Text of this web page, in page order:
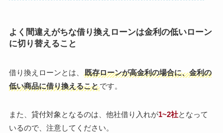
よく間違えがちな借り換えローンは金利の低いローン
に切り替えること
借り換えローンとは、
既存ローンが高金利の場合に、金利の
低い商品に借り換えることです。
また、貸付対象となるのは、他社借り入れが1~2社となって
いるので、注意してください。